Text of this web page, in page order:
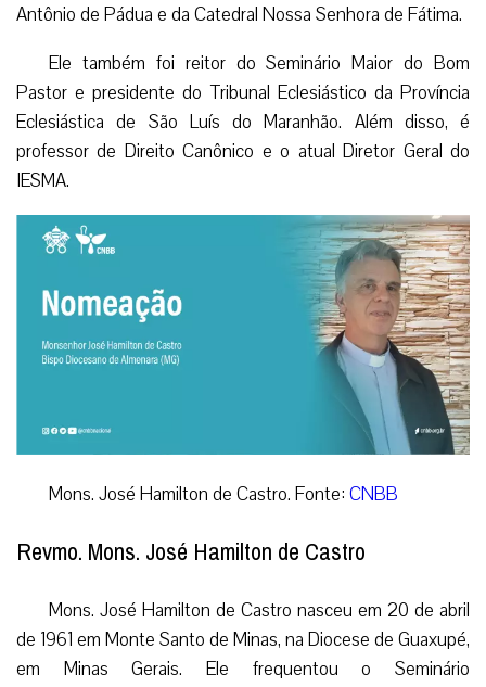
Antônio de Pádua e da Catedral Nossa Senhora de Fátima.
Ele também foi reitor do Seminário Maior do Bom
Pastor e presidente do Tribunal Eclesiástico da Província
Eclesiástica de São Luís do Maranhão. Além disso, é
professor de Direito Canônico e o atual Diretor Geral do
IESMA.
Mons. José Hamilton de Castro. Fonte: CNBB
Revmo. Mons. José Hamilton de Castro
Mons. José Hamilton de Castro nasceu em 20 de abril
de 1961 em Monte Santo de Minas, na Diocese de Guaxupé,
em Minas Gerais. Ele frequentou o Seminário